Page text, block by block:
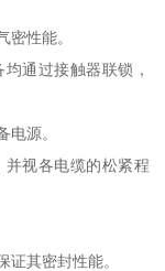
密性能。
通过接触器联锁，
电源。
并视各电缆的松紧程
证其密封性能。